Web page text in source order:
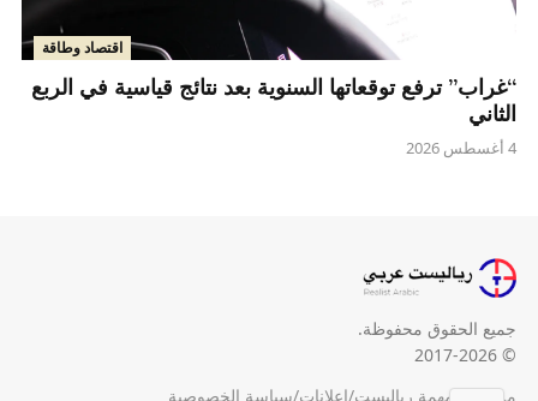
اقتصاد وطاقة
“غراب” ترفع توقعاتها السنوية بعد نتائج قياسية في الربع
الثاني
4 أغسطس 2026
جميع الحقوق محفوظة.
© 2017-2026
من نحن/مهمة رياليست/إعلانات/سياسة الخصوصية